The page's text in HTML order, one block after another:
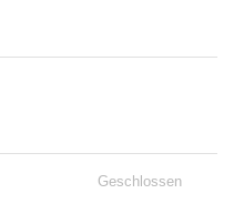
Geschlossen